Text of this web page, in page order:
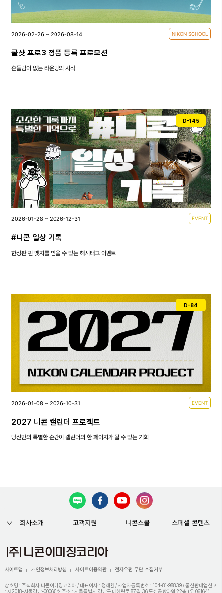
쿨샷 프로3 정품 등록 프로모션
NIKON SCHOOL
흔들림이 없는 라운딩의 시작
2026-02-26 ~ 2026-08-14
#니콘 일상 기록
EVENT
한정판 핀 뱃지를 받을 수 있는 해시태그 이벤트
2026-01-28 ~ 2026-12-31
D-145
2027 니콘 캘린더 프로젝트
EVENT
당신만의 특별한 순간이 캘린더의 한 페이지가 될 수 있는 기회
2026-01-08 ~ 2026-10-31
D-84
회사소개 고객지원 니콘스쿨 스페셜 콘텐츠
사이트맵 개인정보처리방침 사이트이용약관 전자우편 무단 수집거부
상호명 : 주식회사 니콘이미징코리아 / 대표이사 : 정해환 / 사업자등록번호 : 104-81-98839 / 통신판매업신고
: 제2018-서울강남-00065호 주소 : 서울특별시 강남구 테헤란로 87길 36 도심공항타워 22층 (우 06164)